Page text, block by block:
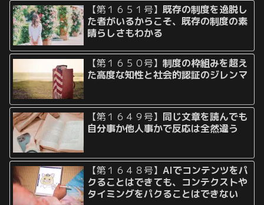
【第１６５１号】既存の制度を逸脱し
た者がいるからこそ、既存の制度の素
晴らしさもわかる
【第１６５０号】制度の枠組みを超え
た高度な知性と社会的認証のジレンマ
【第１６４９号】 同じ文章を読んでも
自分事か他人事かで反応は全然違う
【第１６４８号】AIでコンテンツをパ
クることはできても、コンテクストや
タイミングをパクることはできない